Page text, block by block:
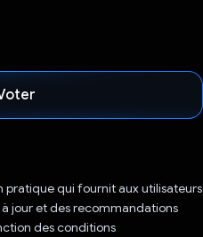
qui fournit aux utilisateurs
jour et des recommandations
des conditions